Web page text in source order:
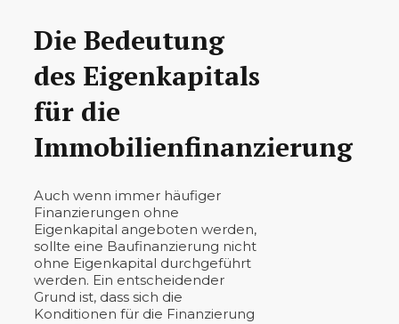
Die Bedeutung
des Eigenkapitals
für die
Immobilienfinanzierung
Auch wenn immer häufiger
Finanzierungen ohne
Eigenkapital angeboten werden,
sollte eine Baufinanzierung nicht
ohne Eigenkapital durchgeführt
werden. Ein entscheidender
Grund ist, dass sich die
Konditionen für die Finanzierung